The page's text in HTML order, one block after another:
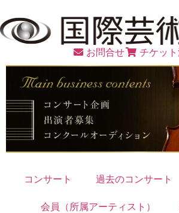
お問合せ チケッ
コンサート 過去のコンサート
会員（所属アーティスト）